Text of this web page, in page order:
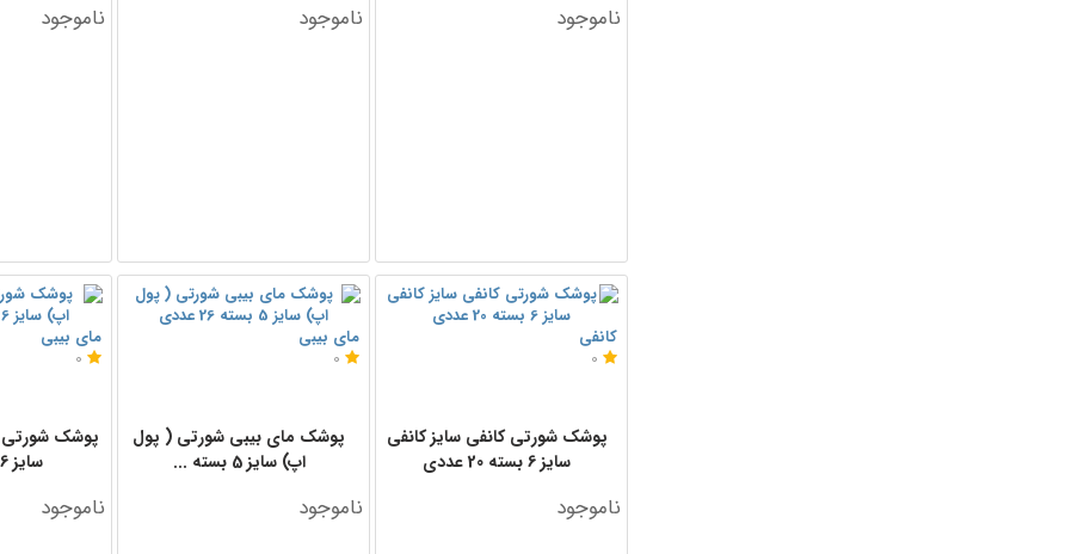
ناموجود ناموجود ناموجود
مای بیبی
0
پوشک شورتی
سایز 6 بسته 24 ...
ناموجود
مای بیبی
0
پوشک مای بیبی شورتی ( پول
اپ) سایز 5 بسته ...
ناموجود
کانفی
0
پوشک شورتی کانفی سایز کانفی
سایز 6 بسته 20 عددی
ناموجود